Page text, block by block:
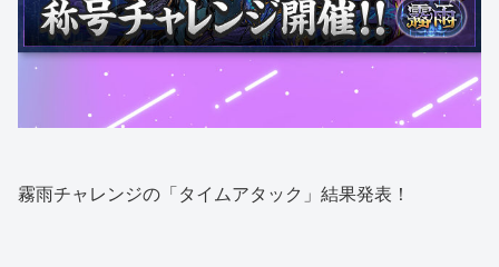
霧雨チャレンジの「タイムアタック」結果発表！